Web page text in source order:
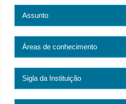
Assunto
Áreas de conhecimento
Sigla da Instituição